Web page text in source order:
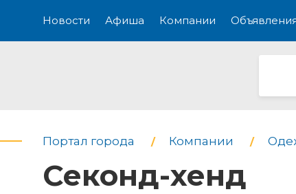
Новости Афиша Компании
Портал города Компании
Секонд-хенд